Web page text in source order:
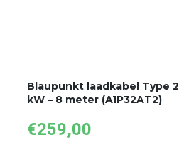
Blaupunkt laadkabel Type 2
kW – 8 meter (A1P32AT2)
€259,00